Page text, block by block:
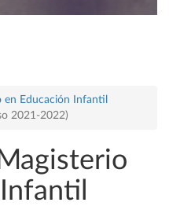
en Educación Infantil
2021-2022)